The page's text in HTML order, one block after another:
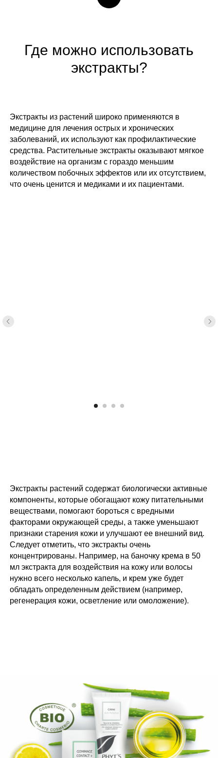
Где можно использовать
экстракты?
Экстракты из растений широко применяются в
медицине для лечения острых и хронических
заболеваний, их используют как профилактические
средства. Растительные экстракты оказывают мягкое
воздействие на организм с гораздо меньшим
количеством побочных эффектов или их отсутствием,
что очень ценится и медиками и их пациентами.
Экстракты растений содержат биологически активные
компоненты, которые обогащают кожу питательными
веществами, помогают бороться с вредными
факторами окружающей среды, а также уменьшают
признаки старения кожи и улучшают ее внешний вид.
Следует отметить, что экстракты очень
концентрированы. Например, на баночку крема в 50
мл экстракта для воздействия на кожу или волосы
нужно всего несколько капель, и крем уже будет
обладать определенным действием (например,
регенерация кожи, осветление или омоложение).